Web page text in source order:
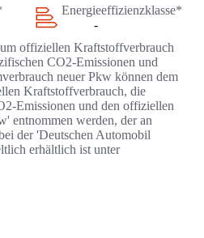
Energieeffizienzklasse*
-
offiziellen Kraftstoffverbrauch
CO2-Emissionen und
neuer Pkw können dem
Kraftstoffverbrauch, die
Emissionen und den offiziellen
entnommen werden, der an
der 'Deutschen Automobil
erhältlich ist unter